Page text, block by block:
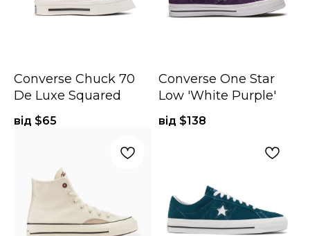
Converse Chuck 70
De Luxe Squared
від $65
Converse One Star
Low 'White Purple'
від $138